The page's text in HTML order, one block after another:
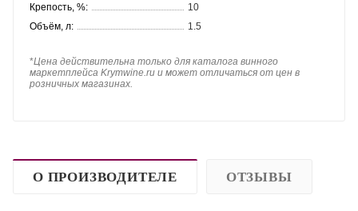
Крепость, %:
10
Объём, л:
1.5
*Цена действительна только для каталога винного
маркетплейса Krymwine.ru и может отличаться от цен в
розничных магазинах.
О ПРОИЗВОДИТЕЛЕ ОТЗЫВЫ